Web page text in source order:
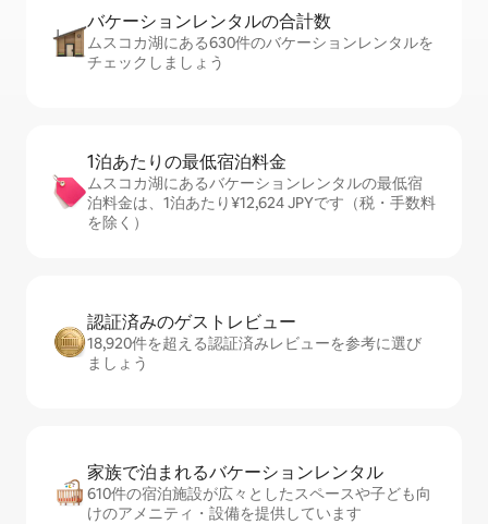
バケーションレ⁠ン⁠タ⁠ル⁠の合⁠計⁠数
ムスコカ湖にある630件のバケーションレンタルを
チェックしましょう
1泊あたりの最⁠低⁠宿⁠泊⁠料⁠金
ムスコカ湖にあるバケーションレンタルの最低宿
泊料金は、1泊あたり¥12,624 JPYです（税・手数料
を除く）
認証済みのゲ⁠ス⁠ト⁠レ⁠ビ⁠ュ⁠ー
18,920件を超える認証済みレビューを参考に選び
ましょう
家族で泊まれるバ⁠ケ⁠ー⁠シ⁠ョ⁠ンレ⁠ン⁠タ⁠ル
610件の宿泊施設が広々としたスペースや子ども向
けのアメニティ・設備を提供しています